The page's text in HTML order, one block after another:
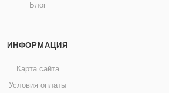
Блог
ИНФОРМАЦИЯ
Карта сайта
Условия оплаты